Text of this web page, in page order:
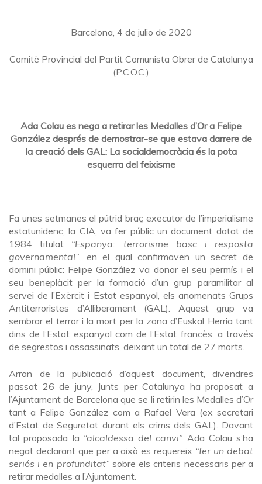
Barcelona, 4 de julio de 2020
Comitè Provincial del Partit Comunista Obrer de Catalunya
(P.C.O.C.)
Ada Colau es nega a retirar les Medalles d’Or a Felipe
González després de demostrar-se que estava darrere de
la creació dels GAL: La socialdemocràcia és la pota
esquerra del feixisme
Fa unes setmanes el pútrid braç executor de l’imperialisme
estatunidenc, la CIA, va fer públic un document datat de
1984 titulat “Espanya: terrorisme basc i resposta
governamental”, en el qual confirmaven un secret de
domini públic: Felipe González va donar el seu permís i el
seu beneplàcit per la formació d’un grup paramilitar al
servei de l’Exèrcit i Estat espanyol, els anomenats Grups
Antiterroristes d’Alliberament (GAL). Aquest grup va
sembrar el terror i la mort per la zona d’Euskal Herria tant
dins de l’Estat espanyol com de l’Estat francès, a través
de segrestos i assassinats, deixant un total de 27 morts.
Arran de la publicació d’aquest document, divendres
passat 26 de juny, Junts per Catalunya ha proposat a
l’Ajuntament de Barcelona que se li retirin les Medalles d’Or
tant a Felipe González com a Rafael Vera (ex secretari
d’Estat de Seguretat durant els crims dels GAL). Davant
tal proposada la “alcaldessa del canvi” Ada Colau s’ha
negat declarant que per a això es requereix “fer un debat
seriós i en profunditat”sobre els criteris necessaris per a
retirar medalles a l’Ajuntament.